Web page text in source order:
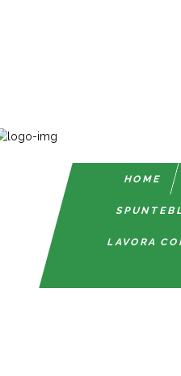
HOME
LAVORA